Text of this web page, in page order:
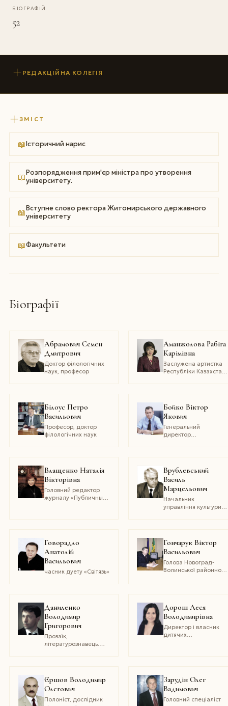
БІОГРАФІЙ
52
РЕДАКЦІЙНА КОЛЕГІЯ
ЗМІСТ
📖Історичний нарис
📖Розпорядження прим'єр міністра про утворення
університету.
📖Вступне слово ректора Житомирського державного
університету
📖Факультети
Біографії
Абрамович Семен
Дмитрович
Доктор філологічних
наук, професор
Аманжолова Рабіга
Карімівна
Заслужена артистка
Республіки Казахстан.
Білоус Петро
Васильович
Професор, доктор
філологічних наук
Бойко Віктор
Якович
Генеральний
директор
академії телебачення
та радіомовлення,
член Спілки
журналістів України,
заслужений
журналіст України
Влащенко Наталія
Вікторівна
Головний редактор
журналу «Публичные
Врублевський
Василь
Марцельович
Начальник
управління культури і
Говорадло
Анатолій
Васильович
часник дуету «Світязь»
Гончарук Віктор
Васильович
Голова Новоград-
Волинської районної
Даниленко
Володимир
Григорович
Прозаїк,
літературознавець.
Дорош Леся
Володимирівна
Директор і власник
дитячих
Єршов Володимир
Олегович
Полоніст, дослідник
Зарудін Олег
Вадимович
Головний спеціаліст